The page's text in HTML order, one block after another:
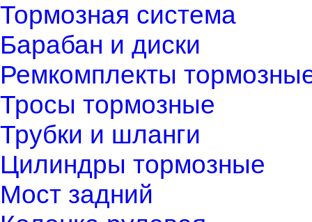
Тормозная система
Барабан и диски
Ремкомплекты
Тросы тормозные
Трубки и шланги
Цилиндры тормозные
Мост задний